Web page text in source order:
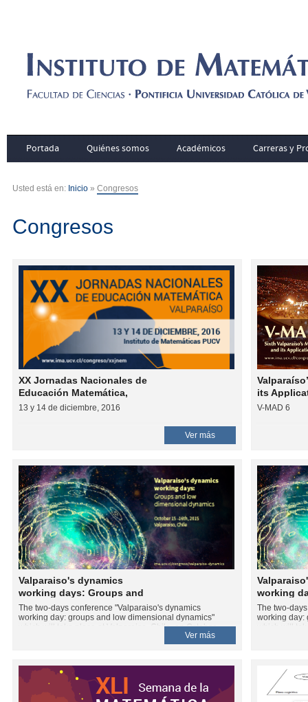
Portada Quiénes somos Académicos Carreras y
Usted está en: Inicio » Congresos
Congresos
XX Jornadas Nacionales de
Educación Matemática,
Campus Curauma-Facultad
13 y 14 de diciembre, 2016
Ver más
its
V-MAD 6
Valparaiso's dynamics
working days: Groups and
low dimensional dynamics
The two-days conference "Valparaiso's dynamics
working day: groups and low dimensional dynamics"
which will take place at Valparaiso, Chile, on October
15 -16th, 2015. The idea is to gather researchers,
postdocs and students interested on topics related to
entropy etc.
Ver más
working
low
The two-
working day:
which will